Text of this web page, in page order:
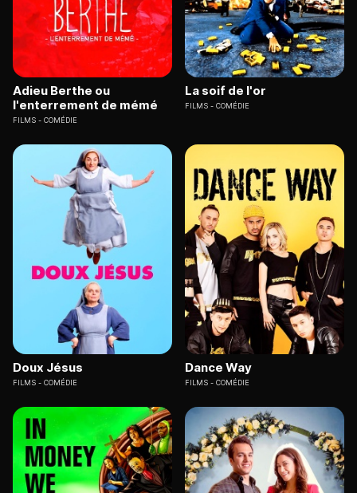
Adieu Berthe ou
l'enterrement de mémé
FILMS COMÉDIE
La soif de l'or
FILMS COMÉDIE
Doux Jésus
FILMS COMÉDIE
Dance Way
FILMS COMÉDIE